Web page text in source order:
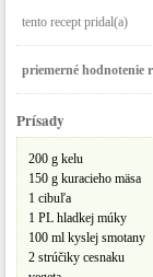
tento recept pridal(a)
priemerné hodnotenie
Prísady
200 g kelu
150 g kuracieho mäsa
1 cibuľa
1 PL hladkej múky
100 ml kyslej smotany
2 strúčiky cesnaku